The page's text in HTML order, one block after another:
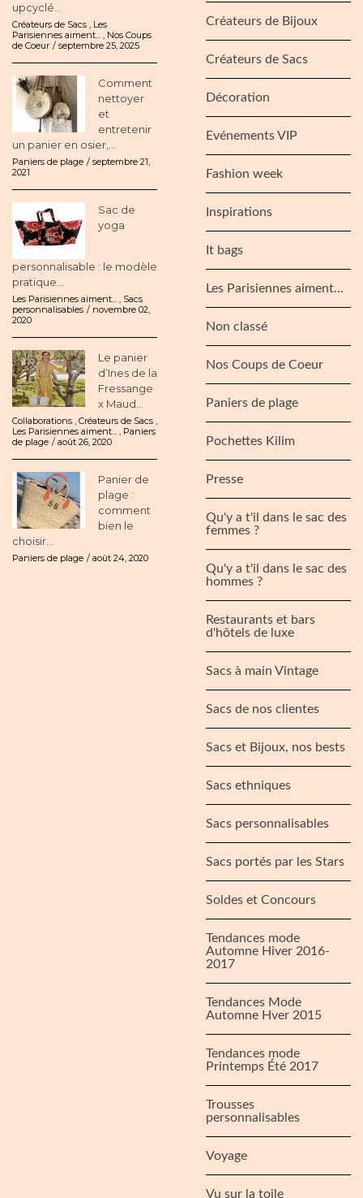
upcyclé...
Créateurs de Sacs , Les
Parisiennes aiment... , Nos Coups
de Coeur
septembre 25, 2025
Comment
nettoyer
et
entretenir
un panier en osier,...
Paniers de plage
septembre 21,
2021
Sac de
yoga
personnalisable : le modèle
pratique...
Les Parisiennes aiment... , Sacs
personnalisables
novembre 02,
2020
Le panier
d’Ines de la
Fressange
x Maud...
Collaborations , Créateurs de Sacs ,
Les Parisiennes aiment... , Paniers
de plage
août 26, 2020
Panier de
plage :
comment
bien le
choisir...
Paniers de plage août 24, 2020
Créateurs de Bijoux
Créateurs de Sacs
Décoration
Evénements VIP
Fashion week
Inspirations
It bags
Les Parisiennes aiment…
Non classé
Nos Coups de Coeur
Paniers de plage
Pochettes Kilim
Presse
Qu'y a t'il dans le sac des
femmes ?
Qu'y a t'il dans le sac des
hommes ?
Restaurants et bars
d'hôtels de luxe
Sacs à main Vintage
Sacs de nos clientes
Sacs et Bijoux, nos bests
Sacs ethniques
Sacs personnalisables
Sacs portés par les Stars
Soldes et Concours
Tendances mode
Automne Hiver 2016-
2017
Tendances Mode
Automne Hver 2015
Tendances mode
Printemps Été 2017
Trousses
personnalisables
Voyage
Vu sur la toile